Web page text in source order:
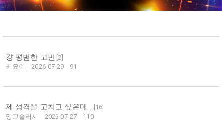
걍 평범한 고민 [2
키요이
2026-07-29 91
제 성격을 고치고 싶은데... 16
망고슬러시
2026-07-27 110